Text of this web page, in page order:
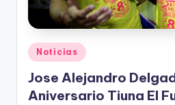
Publicado
en
Noticias
Jose Alejandro
Aniversario Tiuna El